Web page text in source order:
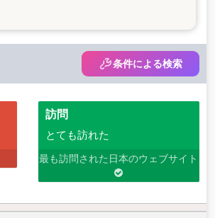
条件による検索
訪問
とても訪れた
最も訪問された日本のウェブサイト